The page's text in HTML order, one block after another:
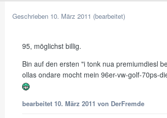
Geschrieben 10. März 2011 (bearbeitet)
95, möglichst billig.
Bin auf den ersten "i tonk nua premiumdiesl
ollas ondare mocht mein 96er-vw-golf-70ps-
bearbeitet 10. März 2011 von DerFremde